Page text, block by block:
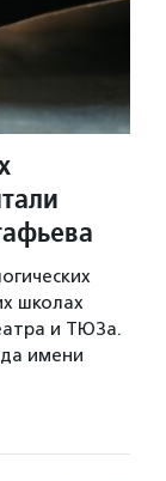
школах
и ТЮЗа.
имени